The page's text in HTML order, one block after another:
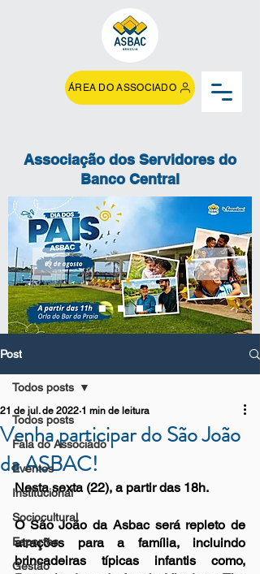
ÁREA DO ASSOCIADO
Associação dos Servidores do
Banco Central
Post
Todos posts
Fala do Associado
Eventos
Institucional
Sociocultural
Esportes
Gestão
Todos posts
Venha participar do São João
da ASBAC!
21 de jul. de 2022 1 min de leitura
Nesta sexta (22), a partir das 18h.
O São João da Asbac será repleto de
atrações para a família, incluindo
brincadeiras típicas infantis como,